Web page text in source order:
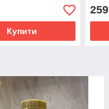
Купити
259